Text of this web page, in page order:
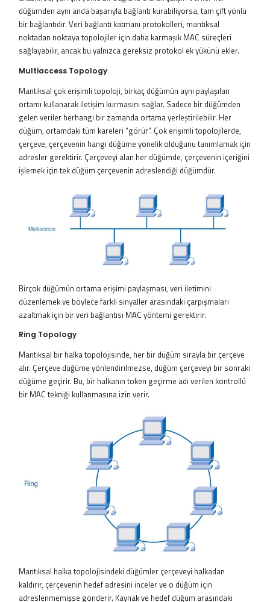
düğümden aynı anda başarıyla bağlantı kurabiliyorsa, tam çift yönlü
bir bağlantıdır. Veri bağlantı katmanı protokolleri, mantıksal
noktadan noktaya topolojiler için daha karmaşık MAC süreçleri
sağlayabilir, ancak bu yalnızca gereksiz protokol ek yükünü ekler.
Multiaccess Topology
Mantıksal çok erişimli topoloji, birkaç düğümün aynı paylaşılan
ortamı kullanarak iletişim kurmasını sağlar. Sadece bir düğümden
gelen veriler herhangi bir zamanda ortama yerleştirilebilir. Her
düğüm, ortamdaki tüm kareleri “görür”. Çok erişimli topolojilerde,
çerçeve, çerçevenin hangi düğüme yönelik olduğunu tanımlamak için
adresler gerektirir. Çerçeveyi alan her düğümde, çerçevenin içeriğini
işlemek için tek düğüm çerçevenin adreslendiği düğümdür.
Birçok düğümün ortama erişimi paylaşması, veri iletimini
düzenlemek ve böylece farklı sinyaller arasındaki çarpışmaları
azaltmak için bir veri bağlantısı MAC yöntemi gerektirir.
Ring Topology
Mantıksal bir halka topolojisinde, her bir düğüm sırayla bir çerçeve
alır. Çerçeve düğüme yönlendirilmezse, düğüm çerçeveyi bir sonraki
düğüme geçirir. Bu, bir halkanın token geçirme adı verilen kontrollü
bir MAC tekniği kullanmasına izin verir.
Mantıksal halka topolojisindeki düğümler çerçeveyi halkadan
kaldırır, çerçevenin hedef adresini inceler ve o düğüm için
adreslenmemişse gönderir. Kaynak ve hedef düğüm arasındaki